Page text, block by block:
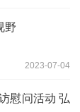
野
2023-07-04
慰问活动 弘